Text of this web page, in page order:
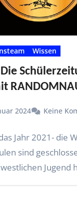
Wissen
2024 Keine
Jahr 2021- die
sind
Jugend